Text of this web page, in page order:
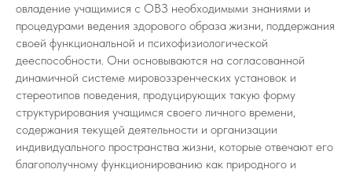
овладение учащимися с ОВЗ необходимыми знаниями и
процедурами ведения здорового образа жизни, поддержания
своей функциональной и психофизиологической
дееспособности. Они основываются на согласованной
динамичной системе мировоззренческих установок и
стереотипов поведения, продуцирующих такую форму
структурирования учащимся своего личного времени,
содержания текущей деятельности и организации
индивидуального пространства жизни, которые отвечают его
благополучному функционированию как природного и